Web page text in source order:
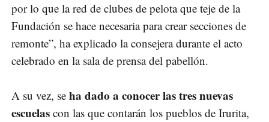
por lo que la red de clubes de pelota que teje de la
Fundación se hace necesaria para crear secciones de
remonte”, ha explicado la consejera durante el acto
celebrado en la sala de prensa del pabellón.
A su vez, se ha dado a conocer las tres nuevas
escuelas con las que contarán los pueblos de Irurita,